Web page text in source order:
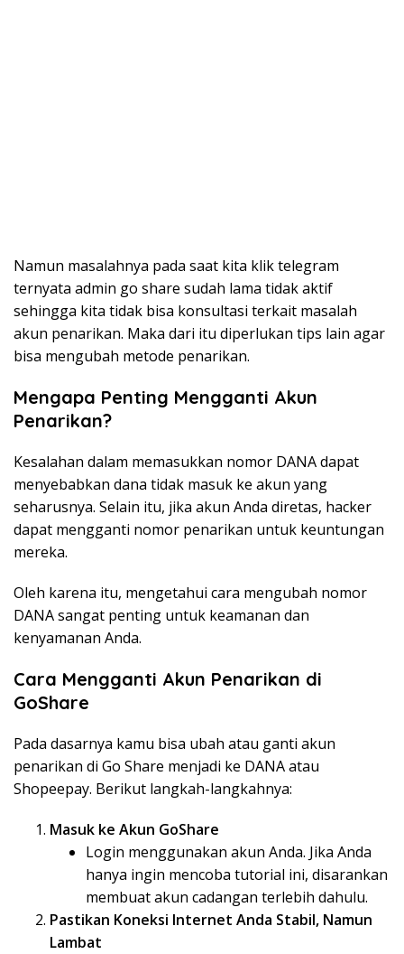
Namun masalahnya pada saat kita klik telegram
ternyata admin go share sudah lama tidak aktif
sehingga kita tidak bisa konsultasi terkait masalah
akun penarikan. Maka dari itu diperlukan tips lain agar
bisa mengubah metode penarikan.
Mengapa Penting Mengganti Akun
Penarikan?
Kesalahan dalam memasukkan nomor DANA dapat
menyebabkan dana tidak masuk ke akun yang
seharusnya. Selain itu, jika akun Anda diretas, hacker
dapat mengganti nomor penarikan untuk keuntungan
mereka.
Oleh karena itu, mengetahui cara mengubah nomor
DANA sangat penting untuk keamanan dan
kenyamanan Anda.
Cara Mengganti Akun Penarikan di
GoShare
Pada dasarnya kamu bisa ubah atau ganti akun
penarikan di Go Share menjadi ke DANA atau
Shopeepay. Berikut langkah-langkahnya:
Masuk ke Akun GoShare
Login menggunakan akun Anda. Jika Anda
hanya ingin mencoba tutorial ini, disarankan
membuat akun cadangan terlebih dahulu.
Pastikan Koneksi Internet Anda Stabil, Namun
Lambat